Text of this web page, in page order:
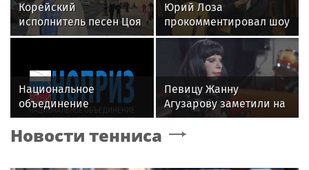
Корейский
исполнитель песен Цоя
Сон Вон Соп захотел
Юрий Лоза
прокомментировал шоу
Димы Билана словами
«понты дороже денег»
Национальное
объединение
изыскателей и
проектировщиков
Певицу Жанну
Агузарову заметили на
отдыхе в загородном
отеле с 22-летним
Новости тенниса